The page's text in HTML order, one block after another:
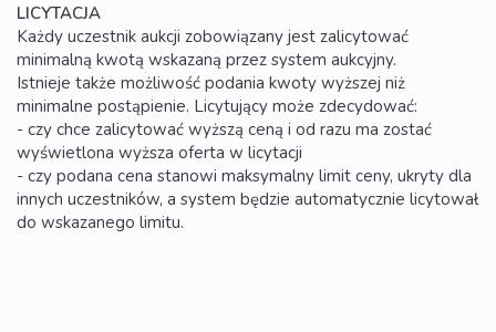
LICYTACJA
Każdy uczestnik aukcji zobowiązany jest zalicytować
minimalną kwotą wskazaną przez system aukcyjny.
Istnieje także możliwość podania kwoty wyższej niż
minimalne postąpienie. Licytujący może zdecydować:
- czy chce zalicytować wyższą ceną i od razu ma zostać
wyświetlona wyższa oferta w licytacji
- czy podana cena stanowi maksymalny limit ceny, ukryty dla
innych uczestników, a system będzie automatycznie licytował
do wskazanego limitu.